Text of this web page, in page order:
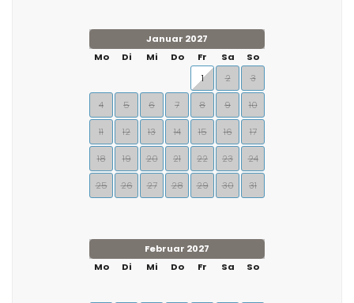
Januar 2027
Mo
Di Mi Do Fr Sa
So
1
2 3
4 5 6 7 8 9 10
11 12 13 14 15 16 17
18 19 20 21 22 23 24
25 26 27 28 29 30 31
Februar 2027
Mo
Di Mi Do Fr Sa So